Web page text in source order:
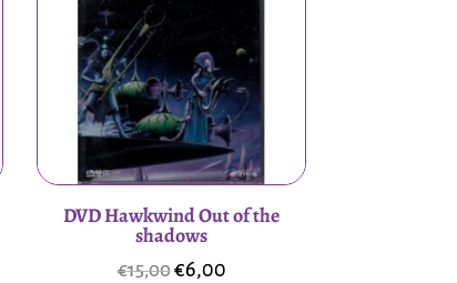
DVD Hawkwind Out of the
shadows
€15,00Oorspronkelijke
€6,00Huidige